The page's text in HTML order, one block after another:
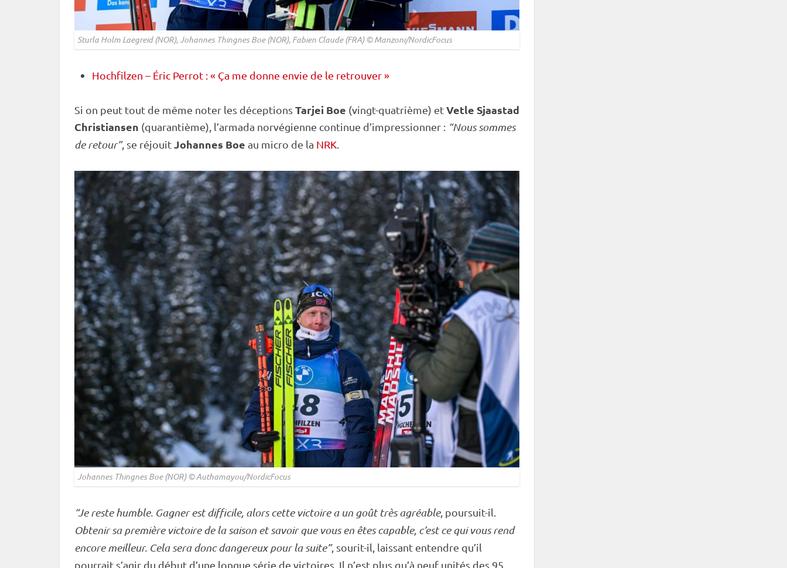
Sturla Holm Laegreid (NOR), Johannes Thingnes Boe (NOR), Fabien Claude (FRA) © Manzoni/NordicFocus
Hochfilzen – Éric Perrot : « Ça me donne envie de le retrouver »
Si on peut tout de même noter les déceptionsTarjei Boe (vingt-quatrième) etVetle Sjaastad
Christiansen (quarantième), l’armada norvégienne continue d’impressionner : “Nous sommes
de retour”, se réjouitJohannes Boe au micro de la NRK
Johannes Thingnes Boe (NOR) © Authamayou/NordicFocus
“Je reste humble. Gagner est difficile, alors cette victoire a un goût très agréable, poursuit-il.
Obtenir sa première victoire de la saison et savoir que vous en êtes capable, c’est ce qui vous rend
encore meilleur. Cela sera donc dangereux pour la suite”, sourit-il, laissant entendre qu’il
pourrait s’agir du début d’une longue série de victoires. Il n’est plus qu’à neuf unités des 95